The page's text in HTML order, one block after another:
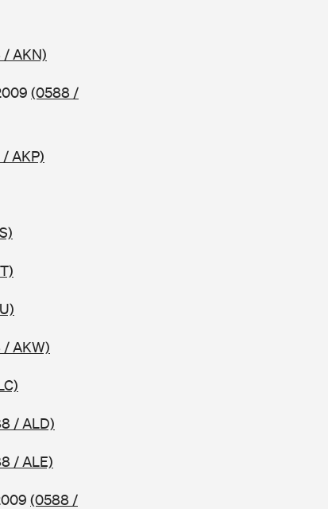
AKN)
(0588 /
AKP)
AKW)
/ ALD)
/ ALE)
(0588 /